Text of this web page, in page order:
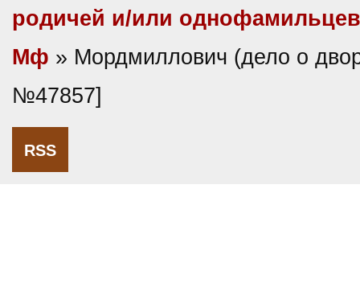
родичей и/или однофамильцев
Мф » Мордмиллович (дело о
№47857]
RSS